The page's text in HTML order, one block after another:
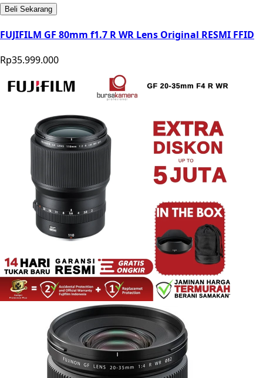
Beli Sekarang
FUJIFILM GF 80mm f1.7 R WR Lens Original RESMI FFID
Rp35.999.000